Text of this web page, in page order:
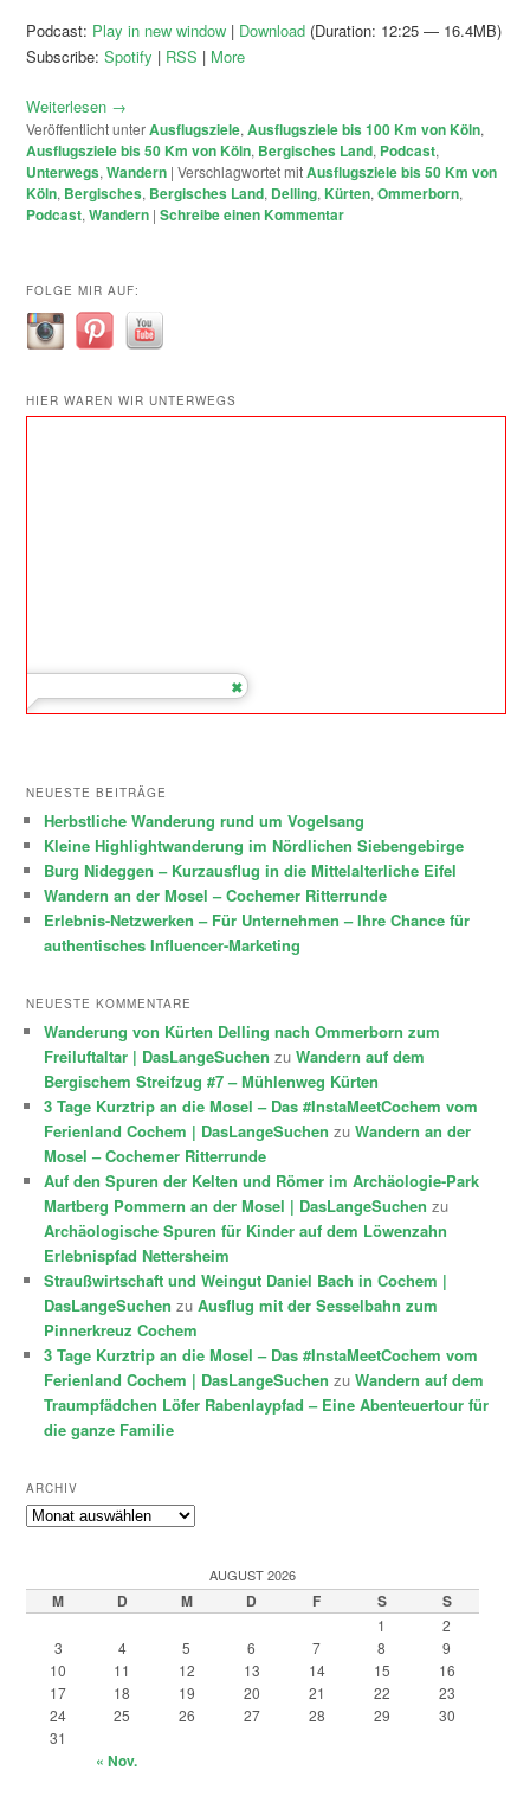
Podcast: Play in new window | Download (Duration: 12:25 — 16.4MB)
Subscribe:Spotify | RSS | More
Weiterlesen →
Veröffentlicht unterAusflugsziele,Ausflugsziele bis 100 Km von Köln,
Ausflugsziele bis 50 Km von Köln, Bergisches Land, Podcast,
Unterwegs,Wandern |Verschlagwortet mitAusflugsziele bis 50 Km von
Köln, Bergisches, Bergisches Land, Delling,Kürten,Ommerborn,
Podcast,Wandern |Schreibe einen Kommentar
FOLGE MIR AUF:
HIER WAREN WIR UNTERWEGS
NEUESTE BEITRÄGE
Herbstliche Wanderung rund um Vogelsang
Kleine Highlightwanderung im Nördlichen Siebengebirge
Burg Nideggen – Kurzausflug in die Mittelalterliche Eifel
Wandern an der Mosel – Cochemer Ritterrunde
Erlebnis-Netzwerken – Für Unternehmen – Ihre Chance für
authentisches Influencer-Marketing
NEUESTE KOMMENTARE
Wanderung von Kürten Delling nach Ommerborn zum
Freiluftaltar | DasLangeSuchen zuWandern auf dem
Bergischem Streifzug #7 – Mühlenweg Kürten
3 Tage Kurztrip an die Mosel – Das #InstaMeetCochem vom
Ferienland Cochem | DasLangeSuchen zuWandern an der
Mosel – Cochemer Ritterrunde
Auf den Spuren der Kelten und Römer im Archäologie-Park
Martberg Pommern an der Mosel | DasLangeSuchen zu
Archäologische Spuren für Kinder auf dem Löwenzahn
Erlebnispfad Nettersheim
Straußwirtschaft und Weingut Daniel Bach in Cochem |
DasLangeSuchen zuAusflug mit der Sesselbahn zum
Pinnerkreuz Cochem
3 Tage Kurztrip an die Mosel – Das #InstaMeetCochem vom
Ferienland Cochem | DasLangeSuchen zuWandern auf dem
Traumpfädchen Löfer Rabenlaypfad – Eine Abenteuertour für
die ganze Familie
ARCHIV
Archiv
AUGUST 2026
M D M D F S S
1
2
3
4 5 6 7 8
9
10
11 12 13 14 15
16
17
18 19 20 21 22
23
24
25 26 27 28 29
30
31
« Nov.